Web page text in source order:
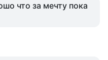
что за мечту пока